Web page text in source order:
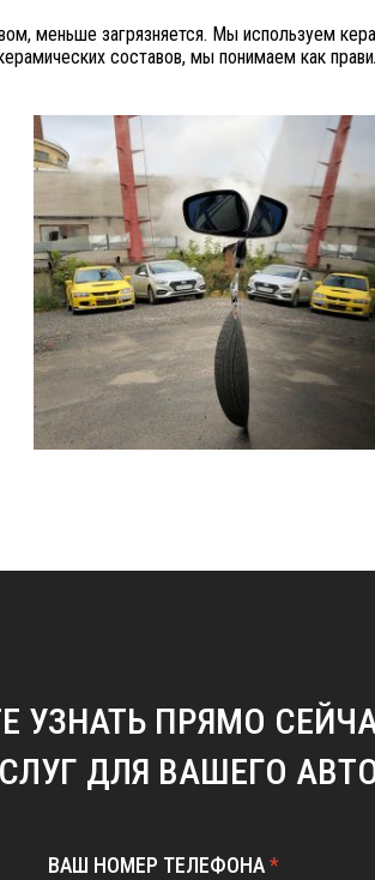
меньше загрязняется. Мы используем
составов, мы понимаем как
УЗНАТЬ ПРЯМО
ДЛЯ ВАШЕГО
ВАШ НОМЕР ТЕЛЕФОНА*